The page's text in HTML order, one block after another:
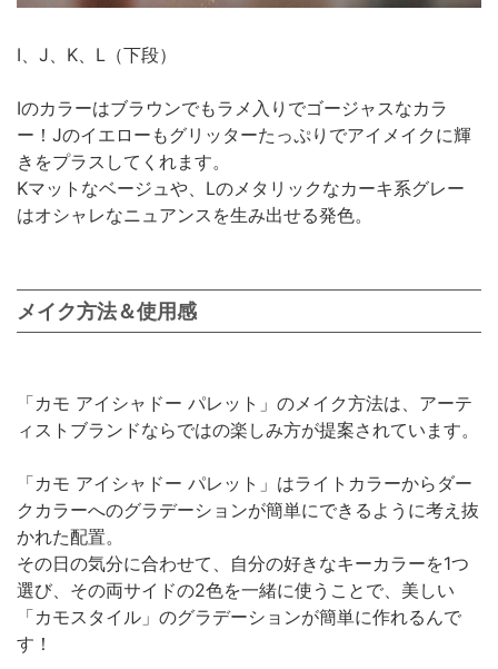
I、J、K、L（下段）
Iのカラーはブラウンでもラメ入りでゴージャスなカラ
ー！Jのイエローもグリッターたっぷりでアイメイクに輝
きをプラスしてくれます。
Kマットなベージュや、Lのメタリックなカーキ系グレー
はオシャレなニュアンスを生み出せる発色。
メイク方法＆使用感
「カモ アイシャドー パレット」のメイク方法は、アーテ
ィストブランドならではの楽しみ方が提案されています。
「カモ アイシャドー パレット」はライトカラーからダー
クカラーへのグラデーションが簡単にできるように考え抜
かれた配置。
その日の気分に合わせて、自分の好きなキーカラーを1つ
選び、その両サイドの2色を一緒に使うことで、美しい
「カモスタイル」のグラデーションが簡単に作れるんで
す！